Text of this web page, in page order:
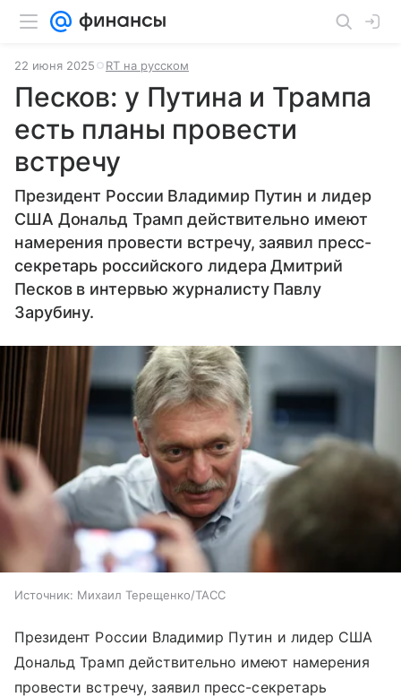
22 июня 2025 RT на русском
Песков: у Путина и Трампа
есть планы провести
встречу
Президент России Владимир Путин и лидер
США Дональд Трамп действительно имеют
намерения провести встречу, заявил пресс-
секретарь российского лидера Дмитрий
Песков в интервью журналисту Павлу
Зарубину.
Источник: Михаил Терещенко/ТАСС
Президент России Владимир Путин и лидер США
Дональд Трамп действительно имеют намерения
провести встречу, заявил пресс-секретарь